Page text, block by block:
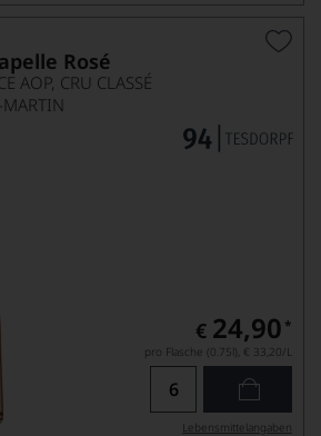
Rosé
AOP, CRU CLASSÉ
€ 24,90 *
pro Flasche (0.75l), € 33,20/L
Lebensmittel­angaben